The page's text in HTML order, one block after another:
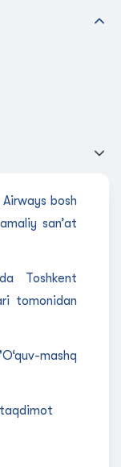
bosh
san’at
Toshkent
tomonidan
mashq
taqdimot